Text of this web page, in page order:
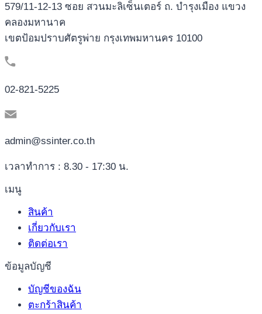
579/11-12-13 ซอย สวนมะลิเซ็นเตอร์ ถ. บำรุงเมือง แขวง
คลองมหานาค
เขตป้อมปราบศัตรูพ่าย กรุงเทพมหานคร 10100
02-821-5225
admin@ssinter.co.th
เวลาทำการ : 8.30 - 17:30 น.
เมนู
สินค้า
เกี่ยวกับเรา
ติดต่อเรา
ข้อมูลบัญชี
บัญชีของฉัน
ตะกร้าสินค้า